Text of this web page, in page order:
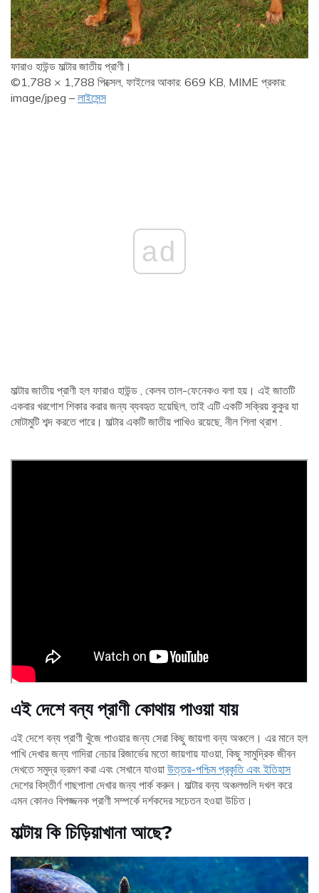
ফারাও হাউন্ড মাল্টার জাতীয় প্রাণী।
©1,788 × 1,788 পিক্সেল, ফাইলের আকার: 669 KB, MIME প্রকার:
image/jpeg – লাইসেন্স
ad
মাল্টার জাতীয় প্রাণী হল ফারাও হাউন্ড , কেলব তাল-ফেনেকও বলা হয়। এই জাতটি
একবার খরগোশ শিকার করার জন্য ব্যবহৃত হয়েছিল, তাই এটি একটি সক্রিয় কুকুর যা
মোটামুটি শব্দ করতে পারে। মাল্টার একটি জাতীয় পাখিও রয়েছে, নীল শিলা থ্রাশ .
এই দেশে বন্য প্রাণী কোথায় পাওয়া যায়
এই দেশে বন্য প্রাণী খুঁজে পাওয়ার জন্য সেরা কিছু জায়গা বন্য অঞ্চলে। এর মানে হল
পাখি দেখার জন্য গাদিরা নেচার রিজার্ভের মতো জায়গায় যাওয়া, কিছু সামুদ্রিক জীবন
দেখতে সমুদ্র ভ্রমণ করা এবং সেখানে যাওয়া উত্তর-পশ্চিম প্রকৃতি এবং ইতিহাস
দেশের বিস্তীর্ণ গাছপালা দেখার জন্য পার্ক করুন। মাল্টার বন্য অঞ্চলগুলি দখল করে
এমন কোনও বিপজ্জনক প্রাণী সম্পর্কে দর্শকদের সচেতন হওয়া উচিত।
মাল্টায় কি চিড়িয়াখানা আছে?